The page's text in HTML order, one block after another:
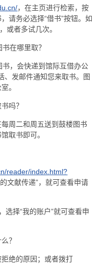
，在主页进行检索，按
请务必选择“借书”按钮。如
或者多试几次。
在哪里取？
，会快递到馆际互借办公
、发邮件通知您来取书。图
。
吗？
周二和周五送到鼓楼图书
取书即可。
reader/index.html?
文献传递”，就可查看申请
选择“我的账户”就可查看申
？
绝的原因；或者拨打